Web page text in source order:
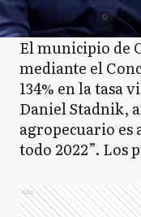
El municipio de
mediante el
134% en la tasa
Daniel Stadnik,
agropecuario es
todo 2022”. Los
Ads